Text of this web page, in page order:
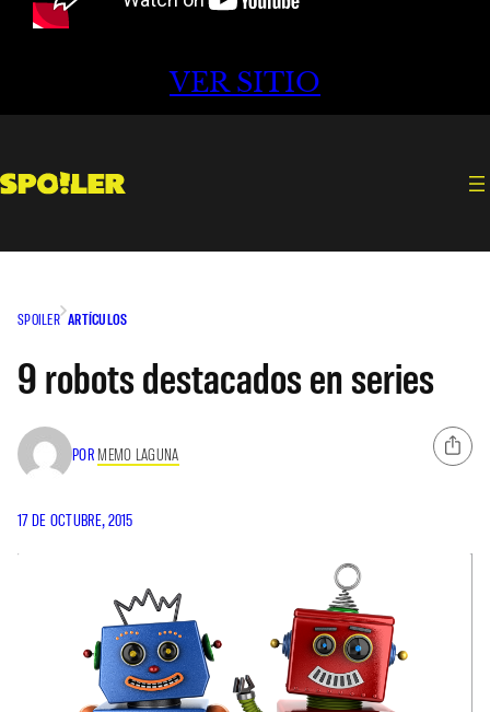
VER SITIO
SPOILER ARTÍCULOS
9 robots destacados en series
POR MEMO LAGUNA
17 DE OCTUBRE, 2015